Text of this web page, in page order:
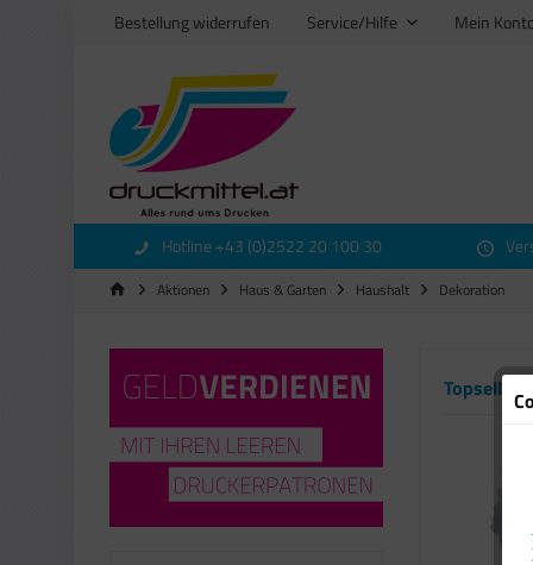
Bestellung widerrufen Service/Hilfe Mein
Hotline +43 (0)2522 20 100 30
Aktionen Haus & Garten Haushalt Dekoration
Topseller